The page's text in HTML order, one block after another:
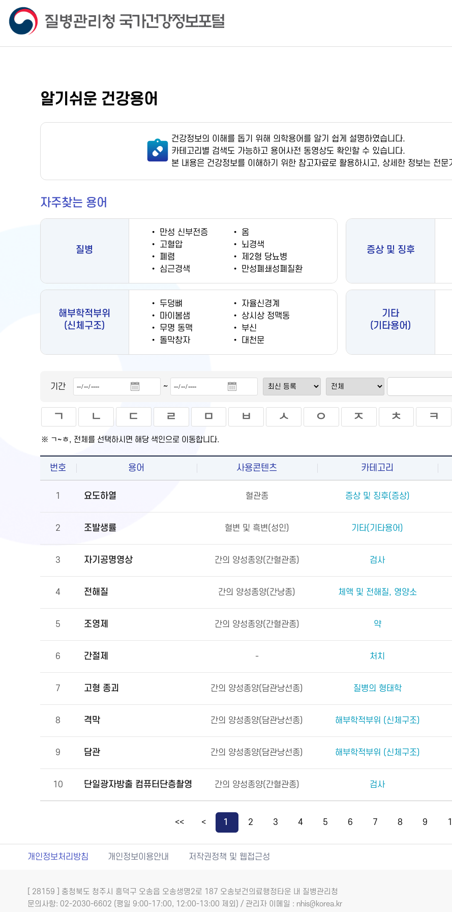
알기쉬운 건강용어
건강정보의 이해를 돕기 위해 의학용어를 알기 쉽게 설명하였습니다.
카테고리별 검색도 가능하고 용어사전 동영상도 확인할 수 있습니다.
본 내용은 건강정보를 이해하기 위한 참고자료로 활용하시고, 상세한 정보는 전문
자주찾는 용어
질병
• 만성 신부전증 •
옴
•
고혈압 •
뇌경색
•
폐렴 •
제2형 당뇨병
•
심근경색 • 만성폐쇄성폐질환
증상 및 징후
해부학적부위
(신체구조)
• 두덩뼈 •
자율신경계
•
마이봄샘 •
상시상 정맥동
•
무명 동맥 •
부신
•
돌막창자 • 대천문
기타
(기타용어)
기간 ~
ㄱ ㄴ ㄷ ㄹ ㅁ ㅂ ㅅ ㅇ ㅈ ㅊ ㅋ
※ ㄱ~ㅎ, 전체를 선택하시면 해당 색인으로 이동합니다.
번호 용어 사용콘텐츠 카테고리
1 요도하열 혈관종 증상 및 징후(증상)
2 조발생률 혈변 및 흑변(성인) 기타(기타용어)
3 자기공명영상 간의 양성종양(간혈관종) 검사
4 전해질 간의 양성종양(간낭종) 체액 및 전해질, 영양소
5 조영제 간의 양성종양(간혈관종) 약
6 간절제 - 처치
7 고형 종괴 간의 양성종양(담관낭선종) 질병의 형태학
8 격막 간의 양성종양(담관낭선종) 해부학적부위 (신체구조)
9 담관 간의 양성종양(담관낭선종) 해부학적부위 (신체구조)
10 단일광자방출 컴퓨터단층촬영 간의 양성종양(간혈관종) 검사
<< < 1 2 3 4 5 6 7 8 9
개인정보처리방침 개인정보이용안내 저작권정책 및 웹접근성
[ 28159 ] 충청북도 청주시 흥덕구 오송읍 오송생명2로 187 오송보건의료행정타운 내 질병관리청
문의사항: 02-2030-6602 (평일 9:00-17:00, 12:00-13:00 제외) / 관리자 이메일 : nhis@korea.kr